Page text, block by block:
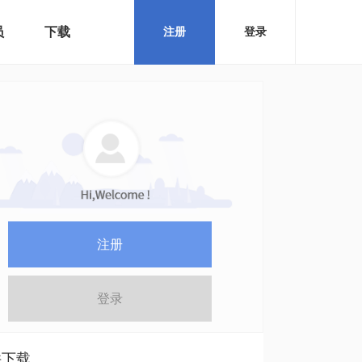
下载 注册 登录
注册
登录
载